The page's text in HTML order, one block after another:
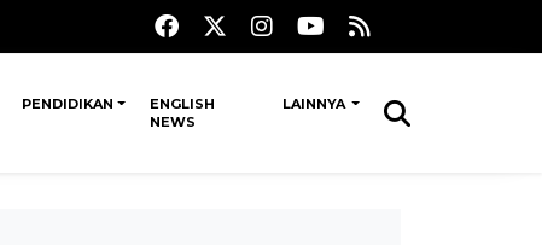
PENDIDIKAN
ENGLISH
NEWS
LAINNYA